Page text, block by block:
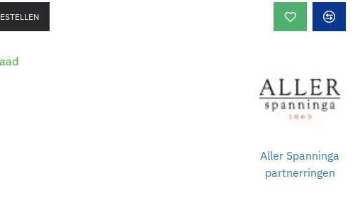
Aller Spanninga
partnerringen